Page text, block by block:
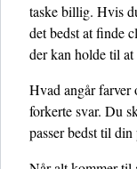
taske billig. Hvis
det bedst at finde
der kan holde til
Hvad angår farver
forkerte svar. Du
passer bedst til